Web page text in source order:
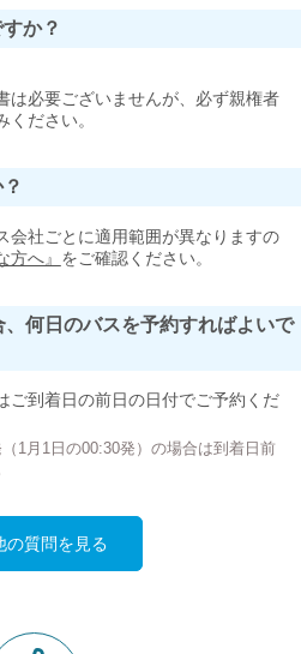
か？
は必要ございませんが、必ず親権者
ださい。
会社ごとに適用範囲が異なりますの
方へ』 をご確認ください。
何日のバスを予約すればよいで
ご到着日の前日の日付でご予約くだ
1月1日の00:30発）の場合は到着日前
の質問を見る